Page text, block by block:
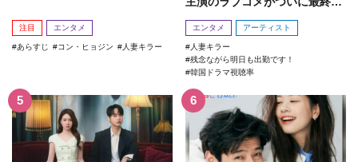
注目 エンタメ
あらすじ コン・ヒョジン 人妻キラー
回！
エンタメ アーティスト
人妻キラー
残念ながら明日も出勤です！
韓国ドラマ視聴率